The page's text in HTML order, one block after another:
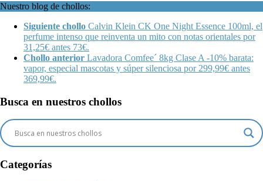
Nuestro blog de chollos:
Siguiente chollo Calvin Klein CK One Night Essence 100ml, el
perfume intenso que reinventa un mito con notas orientales por
31,25€ antes 73€.
Chollo anterior Lavadora Comfee´ 8kg Clase A -10% barata:
vapor, especial mascotas y súper silenciosa por 299,99€ antes
369,99€.
Busca en nuestros chollos
Categorías